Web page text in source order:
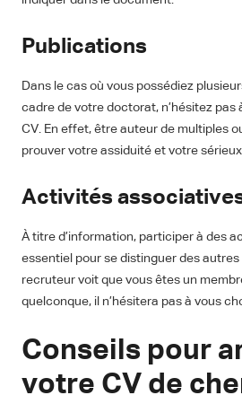
Publications
Dans le cas où vous possédiez
cadre de votre doctorat, n’hésitez pas
CV. En effet, être auteur de multiples
prouver votre assiduité et votre
Activités
À titre d’information, participer à des
essentiel pour se distinguer des
recruteur voit que vous êtes un
quelconque, il n’hésitera pas à vous
Conseils pour
votre CV de